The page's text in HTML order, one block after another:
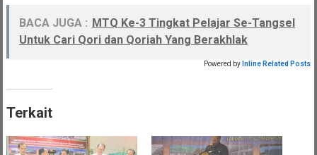
BACA JUGA : MTQ Ke-3 Tingkat Pelajar Se-Tangsel
Untuk Cari Qori dan Qoriah Yang Berakhlak
Powered by Inline Related Posts
Terkait